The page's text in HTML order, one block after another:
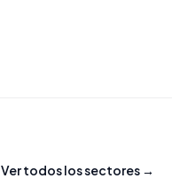
Ver todos los sectores →